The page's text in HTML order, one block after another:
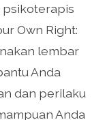
psikoterapis
Own Right:
lembar
Anda
dan perilaku
Anda